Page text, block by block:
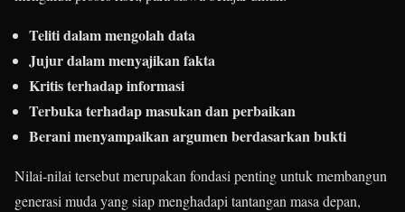
Teliti dalam mengolah data
Jujur dalam menyajikan fakta
Kritis terhadap informasi
Terbuka terhadap masukan dan perbaikan
Berani menyampaikan argumen berdasarkan bukti
Nilai-nilai tersebut merupakan fondasi penting untuk membangun
generasi muda yang siap menghadapi tantangan masa depan,